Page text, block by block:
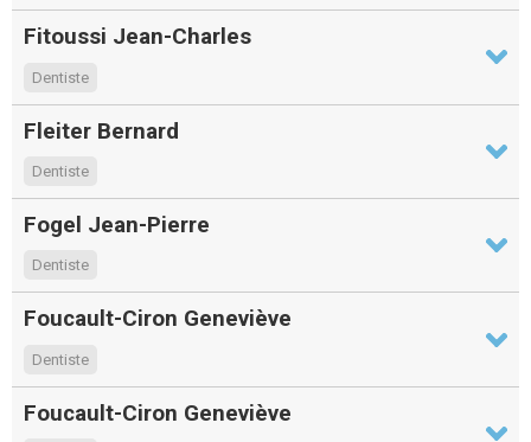
Fitoussi Jean-Charles
Dentiste
Fleiter Bernard
Dentiste
Fogel Jean-Pierre
Dentiste
Foucault-Ciron Geneviève
Dentiste
Foucault-Ciron Geneviève